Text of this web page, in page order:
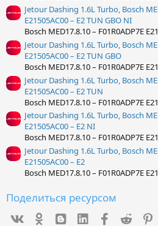
Jetour Dashing 1.6L Turbo, Bosch
E21505AC00 – E2 TUN GBO NI
Bosch MED17.8.10 – F01R0ADP7E
Jetour Dashing 1.6L Turbo, Bosch
E21505AC00 – E2 TUN GBO
Bosch MED17.8.10 – F01R0ADP7E
Jetour Dashing 1.6L Turbo, Bosch
E21505AC00 – E2 TUN
Bosch MED17.8.10 – F01R0ADP7E
Jetour Dashing 1.6L Turbo, Bosch
E21505AC00 – E2 NI
Bosch MED17.8.10 – F01R0ADP7E
Jetour Dashing 1.6L Turbo, Bosch
E21505AC00 – E2
Bosch MED17.8.10 – F01R0ADP7E
Поделиться ресурсом
Ok mes_blogger
Linked InFacebook
Reddit